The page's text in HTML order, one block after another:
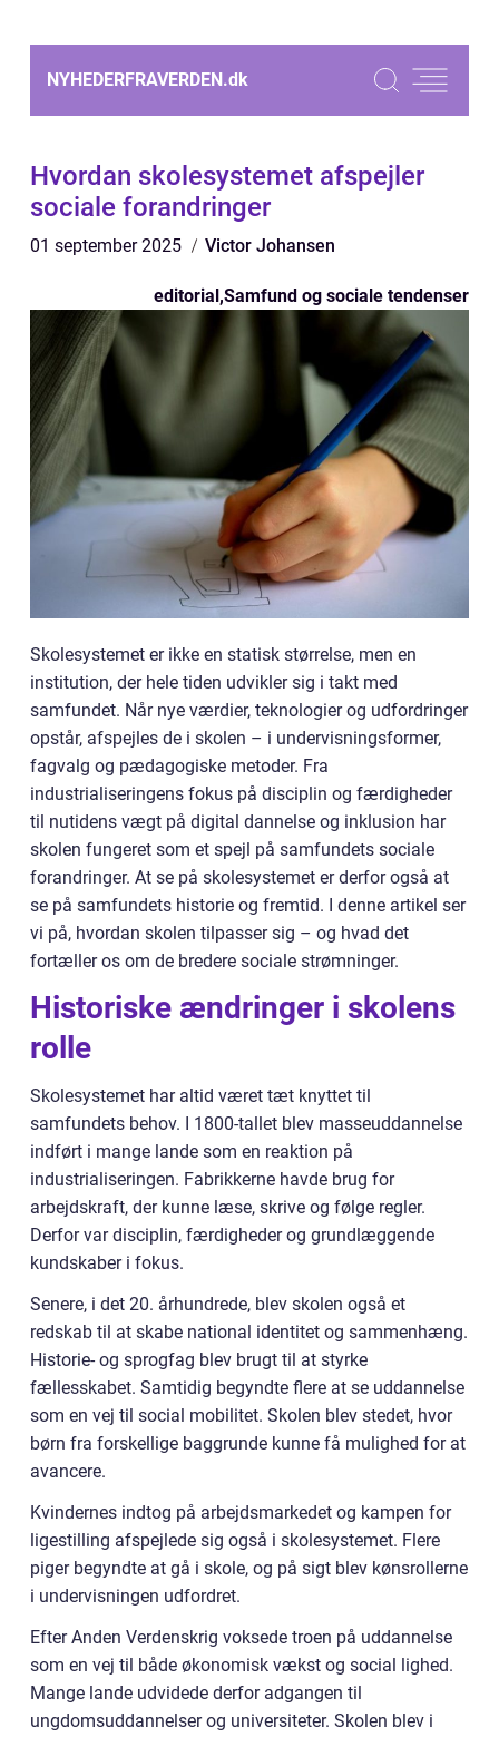
NYHEDERFRAVERDEN.dk
Hvordan skolesystemet afspejler
sociale forandringer
01 september 2025 Victor Johansen
editorial,Samfund og sociale tendenser
Skolesystemet er ikke en statisk størrelse, men en
institution, der hele tiden udvikler sig i takt med
samfundet. Når nye værdier, teknologier og udfordringer
opstår, afspejles de i skolen – i undervisningsformer,
fagvalg og pædagogiske metoder. Fra
industrialiseringens fokus på disciplin og færdigheder
til nutidens vægt på digital dannelse og inklusion har
skolen fungeret som et spejl på samfundets sociale
forandringer. At se på skolesystemet er derfor også at
se på samfundets historie og fremtid. I denne artikel ser
vi på, hvordan skolen tilpasser sig – og hvad det
fortæller os om de bredere sociale strømninger.
Historiske ændringer i skolens
rolle
Skolesystemet har altid været tæt knyttet til
samfundets behov. I 1800-tallet blev masseuddannelse
indført i mange lande som en reaktion på
industrialiseringen. Fabrikkerne havde brug for
arbejdskraft, der kunne læse, skrive og følge regler.
Derfor var disciplin, færdigheder og grundlæggende
kundskaber i fokus.
Senere, i det 20. århundrede, blev skolen også et
redskab til at skabe national identitet og sammenhæng.
Historie- og sprogfag blev brugt til at styrke
fællesskabet. Samtidig begyndte flere at se uddannelse
som en vej til social mobilitet. Skolen blev stedet, hvor
børn fra forskellige baggrunde kunne få mulighed for at
avancere.
Kvindernes indtog på arbejdsmarkedet og kampen for
ligestilling afspejlede sig også i skolesystemet. Flere
piger begyndte at gå i skole, og på sigt blev kønsrollerne
i undervisningen udfordret.
Efter Anden Verdenskrig voksede troen på uddannelse
som en vej til både økonomisk vækst og social lighed.
Mange lande udvidede derfor adgangen til
ungdomsuddannelser og universiteter. Skolen blev i